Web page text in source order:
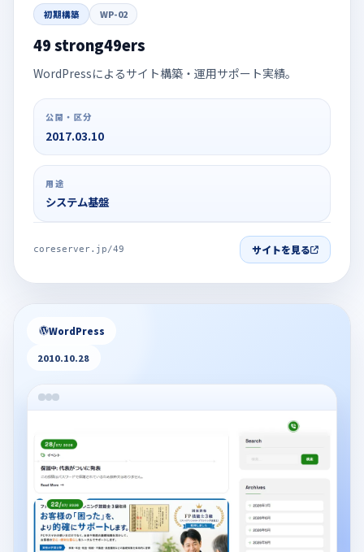
初期構築 WP-02
49 strong49ers
WordPressによるサイト構築・運用サポート実績。
公開・区分
2017.03.10
用途
システム基盤
coreserver.jp/49 サイトを見る
WordPress
2010.10.28